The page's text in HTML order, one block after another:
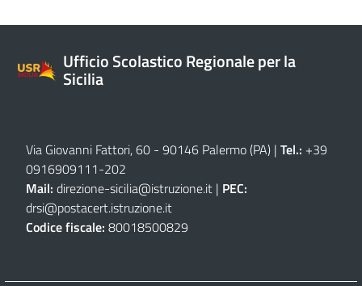
Ufficio Scolastico Regionale per la
Sicilia
Via Giovanni Fattori, 60 - 90146 Palermo (PA) | Tel.: +39
0916909111-202
Mail: direzione-sicilia@istruzione.it | PEC:
drsi@postacert.istruzione.it
Codice fiscale: 80018500829